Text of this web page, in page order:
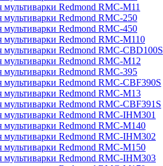
мультиварки Redmond RMC-M11
мультиварки Redmond RMC-250
мультиварки Redmond RMC-450
мультиварки Redmond RMC-M110
мультиварки Redmond RMC-CBD100S
мультиварки Redmond RMC-M12
мультиварки Redmond RMC-395
мультиварки Redmond RMC-CBF390S
мультиварки Redmond RMC-M13
мультиварки Redmond RMC-CBF391S
мультиварки Redmond RMC-IHM301
мультиварки Redmond RMC-M140
мультиварки Redmond RMC-IHM302
мультиварки Redmond RMC-M150
мультиварки Redmond RMC-IHM303